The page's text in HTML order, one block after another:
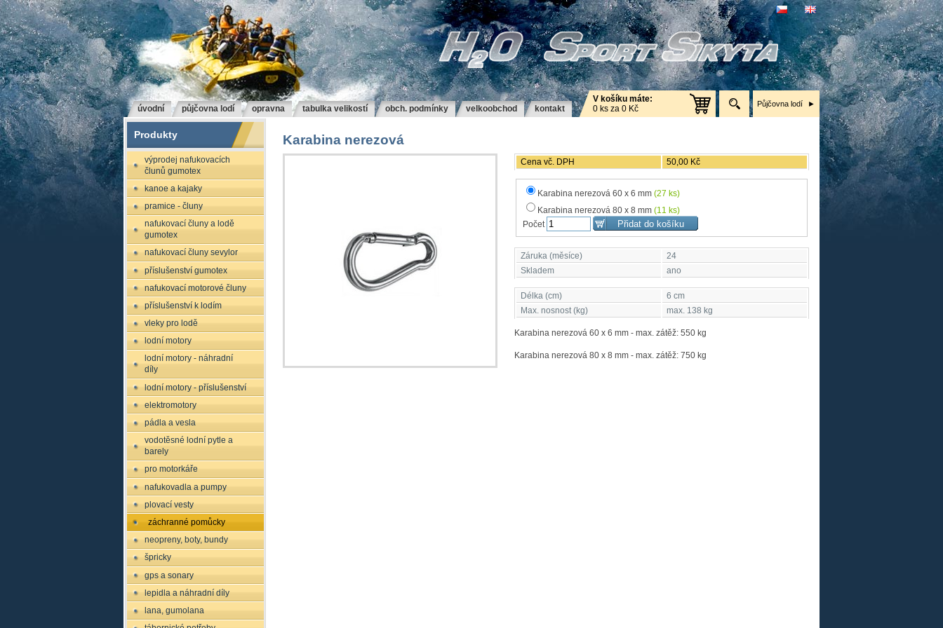
úvodní půjčovna lodí opravna tabulka velikostí obch. podmínky velkoobchod kontakt
V košíku máte:
0 ks za 0 Kč
Půjčovna lodí
Karabina nerezová
Cena vč. DPH 50,00 Kč
Karabina nerezová 60 x 6 mm (27 ks)
Karabina nerezová 80 x 8 mm (11 ks)
Počet
Záruka (měsíce)
24
Skladem
ano
Délka (cm)
6 cm
Max. nosnost (kg)
max. 138 kg
Karabina nerezová 60 x 6 mm - max. zátěž: 550 kg
Karabina nerezová 80 x 8 mm - max. zátěž: 750 kg
Produkty
výprodej nafukovacích
člunů gumotex
kanoe a kajaky
pramice - čluny
nafukovací čluny a lodě
gumotex
nafukovací čluny sevylor
příslušenství gumotex
nafukovací motorové čluny
příslušenství k lodím
vleky pro lodě
lodní motory
lodní motory - náhradní
díly
lodní motory - příslušenství
elektromotory
pádla a vesla
vodotěsné lodní pytle a
barely
pro motorkáře
nafukovadla a pumpy
plovací vesty
záchranné pomůcky
neopreny, boty, bundy
špricky
gps a sonary
lepidla a náhradní díly
lana, gumolana